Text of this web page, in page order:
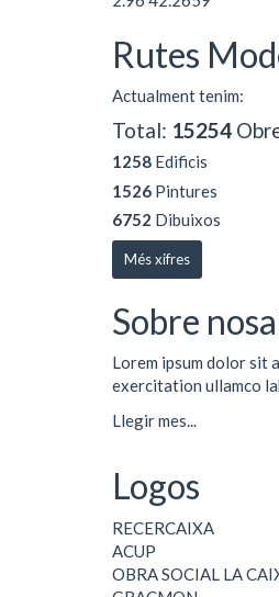
Rutes
Actualment tenim:
Total: 15254
1258 Edificis
1526 Pintures
6752 Dibuixos
Més xifres
Sobre
Lorem ipsum dolor sit
exercitation ullamco
Llegir mes...
Logos
RECERCAIXA
ACUP
OBRA SOCIAL LA